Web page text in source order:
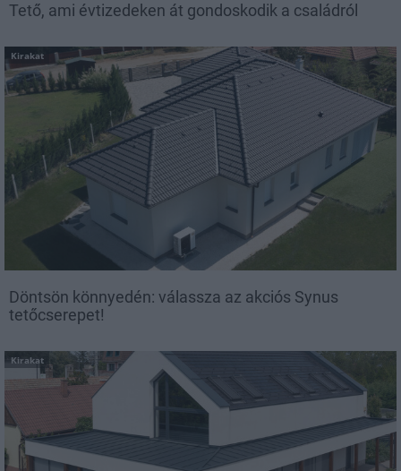
Tető, ami évtizedeken át gondoskodik a családról
Kirakat
Döntsön könnyedén: válassza az akciós Synus
tetőcserepet!
Kirakat